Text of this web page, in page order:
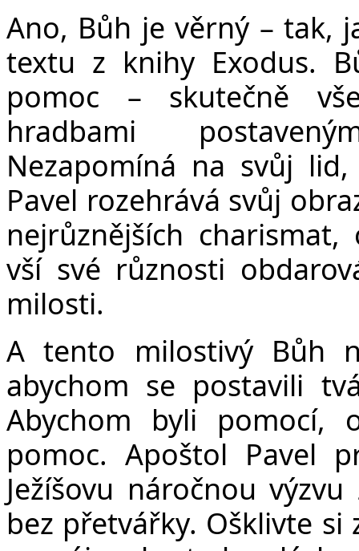
Ano, Bůh je věrný – tak,
textu z knihy Exodus.
pomoc – skutečně
hradbami
Nezapomíná na svůj
Pavel rozehrává svůj
nejrůznějších
vší své různosti
milosti.
A tento milostivý Bůh
abychom se postavili
Abychom byli pomocí,
pomoc. Apoštol Pavel
Ježíšovu náročnou
bez přetvářky. Ošklivte